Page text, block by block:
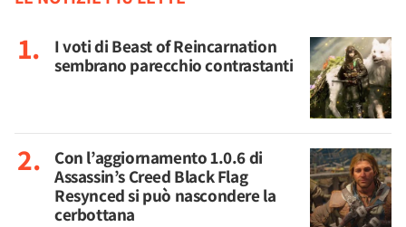
I voti di Beast of Reincarnation
sembrano parecchio contrastanti
Con l’aggiornamento 1.0.6 di
Assassin’s Creed Black Flag
Resynced si può nascondere la
cerbottana